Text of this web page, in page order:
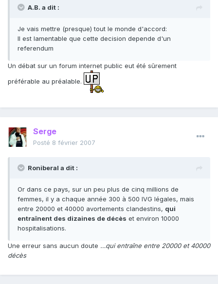
A.B. a dit :
Je vais mettre (presque) tout le monde d'accord:
Il est lamentable que cette decision depende d'un
referendum
Un débat sur un forum internet public eut été sûrement
préférable au préalable.
Serge
Posté 8 février 2007
Roniberal a dit :
Or dans ce pays, sur un peu plus de cinq millions de
femmes, il y a chaque année 300 à 500 IVG légales, mais
entre 20000 et 40000 avortements clandestins, qui
entraînent des dizaines de décès et environ 10000
hospitalisations.
Une erreur sans aucun doute …qui entraîne entre 20000 et 40000
décès